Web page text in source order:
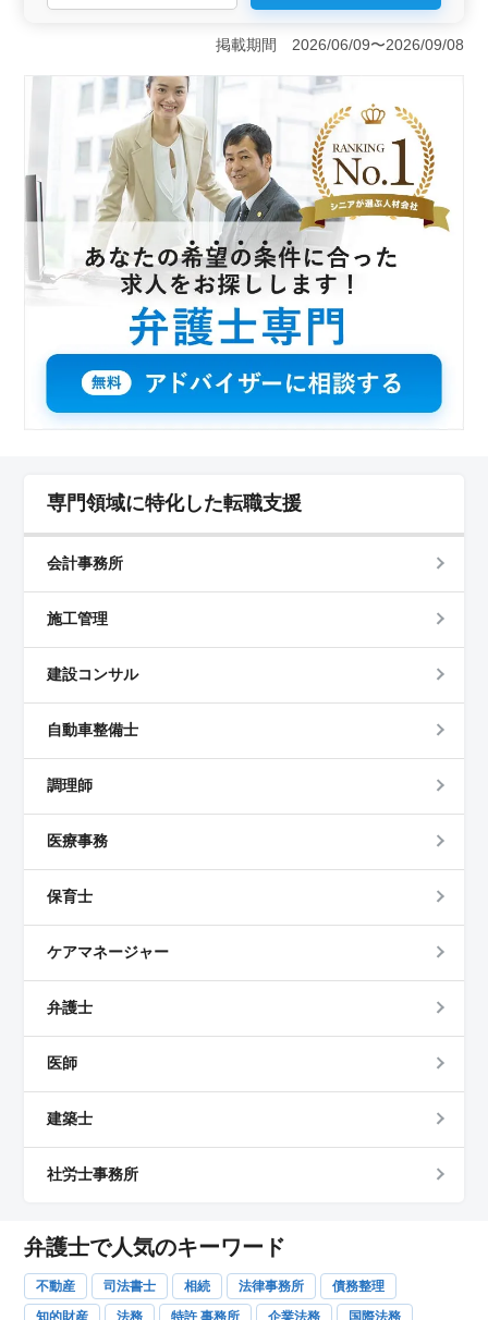
＜職場環境の魅力＞ つくば駅近くで通勤しやすく、車
通勤も可能なため、利便性が高い環境です。完全週休二
日制で土日祝が休みな上、年末年始や夏季休暇も充実し
ており、プライベートとのバランスを取りやすい職場で
す。また、現在中高年の方も活躍中で、年齢を問わず経
験を活かせる雰囲気が特徴です。 ＜業務内容の多様
性＞ 一般民事事件、家事事件、企業法務、刑事事件な
ど、幅広い分野に携われるため、スキルアップや新しい
分野への挑戦が可能です。個人案件から企業法務まで扱
える点で、経験の幅を広げたい弁護士の方に最適なポジ
ションです。これまでの経験をフルに活用しながら、新
たなスキルを身につけられます。 ＜待遇の充実＞
年収は600万～1000万円と高水準で、賞与も年2回、計3
ヶ月分としっかり支給されます。さらに、育児休業取得
実績があり、雇用・労災・健康・厚生の各種保険も完備
されているため、長期的に安定して働ける環境です。
掲載期間 2026/06/09〜2026/09/08
専門領域に特化した転職支援
会計事務所
施工管理
建設コンサル
自動車整備士
調理師
医療事務
保育士
ケアマネージャー
弁護士
医師
建築士
社労士事務所
弁護士で人気のキーワード
不動産 司法書士 相続 法律事務所
債務整理
知的財産
法務 特許 事務所 企業法務 国際法務